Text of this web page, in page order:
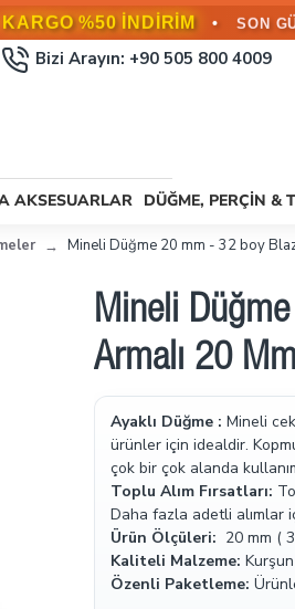
KARGO BEDAVA! •
Bizi Arayın: +90 505 800 4009
AKSESUARLAR DÜĞME, PERÇIN &
Mineli Düğme 20 mm - 32 boy
Mineli
Armalı 20
Ayaklı Düğme : Mineli
ürünler için idealdir.
çok bir çok alanda
Toplu Alım Fırsatları:
Daha fazla adetli alımlar
Ürün Ölçüleri: 20 mm (
Kaliteli Malzeme:
Özenli Paketleme: